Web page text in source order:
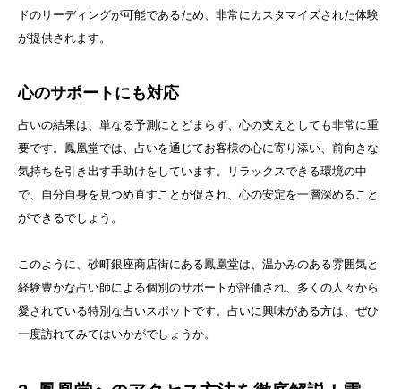
ドのリーディングが可能であるため、非常にカスタマイズされた体験
が提供されます。
心のサポートにも対応
占いの結果は、単なる予測にとどまらず、心の支えとしても非常に重
要です。鳳凰堂では、占いを通じてお客様の心に寄り添い、前向きな
気持ちを引き出す手助けをしています。リラックスできる環境の中
で、自分自身を見つめ直すことが促され、心の安定を一層深めること
ができるでしょう。
このように、砂町銀座商店街にある鳳凰堂は、温かみのある雰囲気と
経験豊かな占い師による個別のサポートが評価され、多くの人々から
愛されている特別な占いスポットです。占いに興味がある方は、ぜひ
一度訪れてみてはいかがでしょうか。